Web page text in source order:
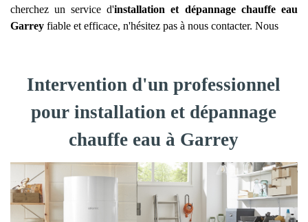
cherchez un service d'installation et dépannage chauffe eau
Garrey fiable et efficace, n'hésitez pas à nous contacter. Nous
Intervention d'un professionnel
pour installation et dépannage
chauffe eau à Garrey